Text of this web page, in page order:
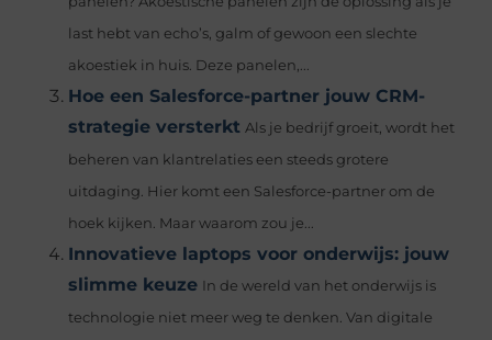
last hebt van echo’s, galm of gewoon een slechte
akoestiek in huis. Deze panelen,...
Hoe een Salesforce-partner jouw CRM-
strategie versterkt Als je bedrijf groeit, wordt het
beheren van klantrelaties een steeds grotere
uitdaging. Hier komt een Salesforce-partner om de
hoek kijken. Maar waarom zou je...
Innovatieve laptops voor onderwijs: jouw
slimme keuze In de wereld van het onderwijs is
technologie niet meer weg te denken. Van digitale